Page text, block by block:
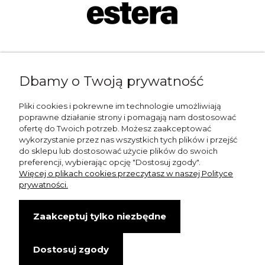
shop@esterashop.com
+48 785 709 330
ESTERA
Otolice 68
99-400 Łowicz
Wskazówki dojazdu
NIP: 8341003819
Copyright © Estera. Wszelkie prawa zastrzeżone.
Dbamy o Twoją prywatność
Pliki cookies i pokrewne im technologie umożliwiają
poprawne działanie strony i pomagają nam dostosować
ofertę do Twoich potrzeb. Możesz zaakceptować
wykorzystanie przez nas wszystkich tych plików i przejść
do sklepu lub dostosować użycie plików do swoich
preferencji, wybierając opcję "Dostosuj zgody".
Więcej o plikach cookies przeczytasz w naszej Polityce
prywatności.
Zaakceptuj tylko niezbędne
Dostosuj zgody